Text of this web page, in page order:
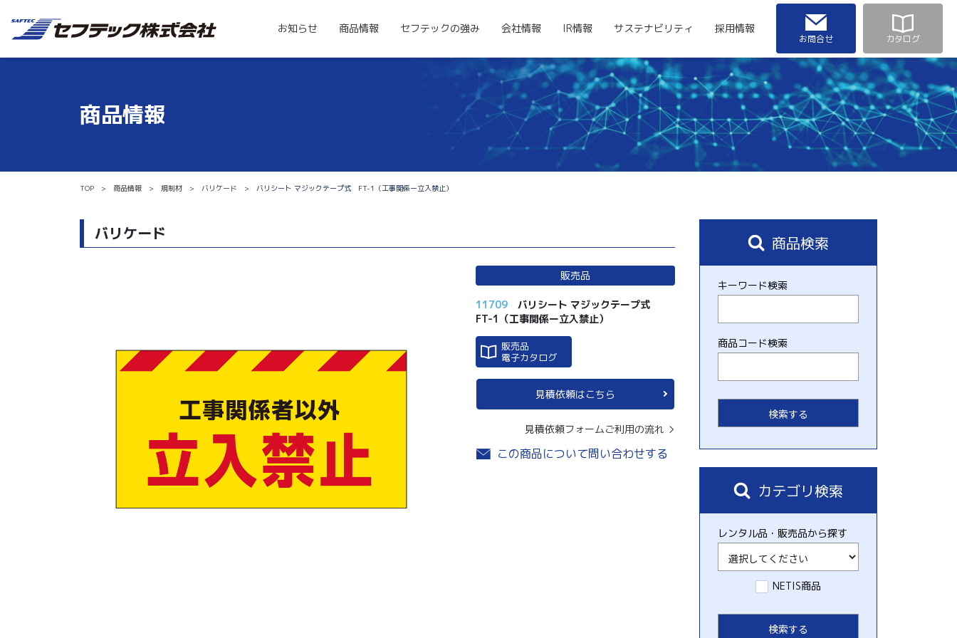
お知らせ 商品情報 セフテックの強み 会社情報 IR情報 サステナビリティ 採用情報
お問合せ カタログ
商品情報
TOP 商品情報 規制材 バリケード バリシート マジックテープ式 FT-1（工事関係ー立入禁止）
バリケード
販売品
11709
バリシート マジックテープ式
FT-1（工事関係ー立入禁止）
販売品
電子カタログ
見積依頼はこちら
見積依頼フォームご利用の流れ
この商品について問い合わせする
商品検索
キーワード検索
商品コード検索
カテゴリ検索
レンタル品・販売品から探す
NETIS商品